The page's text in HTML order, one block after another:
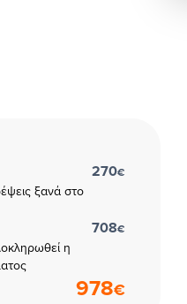
ξανά στο
270€
η
708€
978€